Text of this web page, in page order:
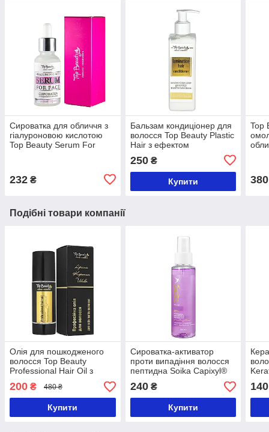
Сироватка для обличчя з
гіалуроновою кислотою
Top Beauty Serum For
232 ₴
Бальзам кондиціонер для
волосся Top Beauty Plastic
Hair з ефектом
250₴
Купити
Top
380
Подібні товари компанії
Олія для пошкодженого
волосся Top Beauty
Professional Hair Oil з
аргановою олією 100 мл
200 ₴ 480 ₴
Купити
Сироватка-активатор
проти випадіння волосся
пептидна Soika Capixyl®
Active, 100 мл
240₴
Купити
140